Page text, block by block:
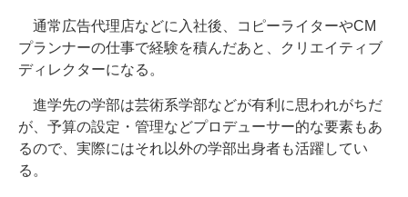
通常広告代理店などに入社後、コピーライターやCM
プランナーの仕事で経験を積んだあと、クリエイティブ
ディレクターになる。
進学先の学部は芸術系学部などが有利に思われがちだ
が、予算の設定・管理などプロデューサー的な要素もあ
るので、実際にはそれ以外の学部出身者も活躍してい
る。